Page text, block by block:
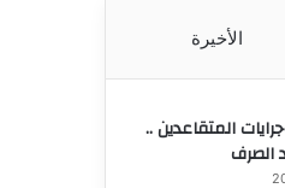
الأخيرة
المتقاعدين ..
الصرف